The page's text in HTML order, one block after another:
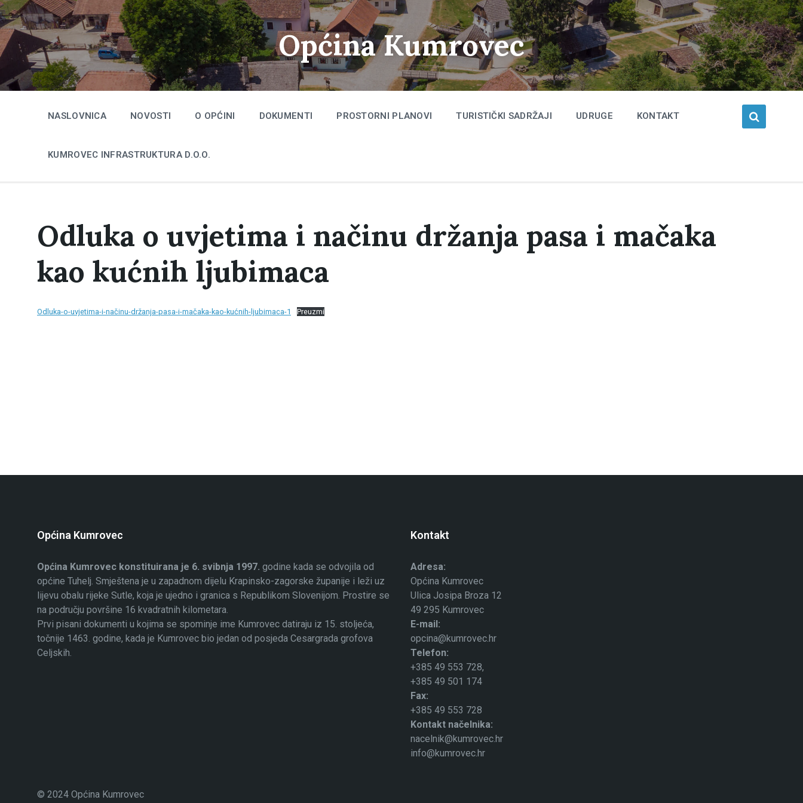
Skip
to
content
Skip
to
main
navigation
Skip
to
footer
Općina Kumrovec
NASLOVNICA NOVOSTI O OPĆINI DOKUMENTI PROSTORNI PLANOVI TURISTIČKI SADRŽAJI UDRUGE KONTAKT
KUMROVEC INFRASTRUKTURA D.O.O.
Odluka o uvjetima i načinu držanja pasa i mačaka
kao kućnih ljubimaca
Odluka-o-uvjetima-i-načinu-držanja-pasa-i-mačaka-kao-kućnih-ljubimaca-1 Preuzmi
Općina Kumrovec
Općina Kumrovec konstituirana je 6. svibnja 1997. godine kada se odvojila od
općine Tuhelj. Smještena je u zapadnom dijelu Krapinsko-zagorske županije i leži uz
lijevu obalu rijeke Sutle, koja je ujedno i granica s Republikom Slovenijom. Prostire se
na području površine 16 kvadratnih kilometara.
Prvi pisani dokumenti u kojima se spominje ime Kumrovec datiraju iz 15. stoljeća,
točnije 1463. godine, kada je Kumrovec bio jedan od posjeda Cesargrada grofova
Celjskih.
Kontakt
Adresa:
Općina Kumrovec
Ulica Josipa Broza 12
49 295 Kumrovec
E-mail:
opcina@kumrovec.hr
Telefon:
+385 49 553 728,
+385 49 501 174
Fax:
+385 49 553 728
Kontakt načelnika:
nacelnik@kumrovec.hr
info@kumrovec.hr
© 2024 Općina Kumrovec